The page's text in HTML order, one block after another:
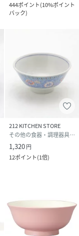
444ポイント(10%ポイント
バック)
212 KITCHEN STORE
その他の食器・調理器具・キッチン用品
1,320円
12ポイント(1倍)